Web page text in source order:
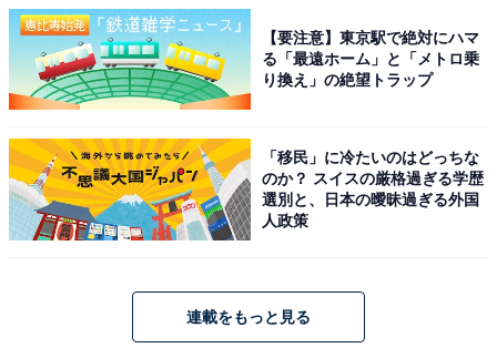
Apple Watch SE 3(GPSモデル)- 44mmミッドナイトアル
ミニウムケースとミッドナイトスポーツバンド - S/M
Apple「AirPods 4 アクティブノイズ キャンセリング
搭載」
【要注意】東京駅で絶対にハマ
る「最遠ホーム」と「メトロ乗
り換え」の絶望トラップ
「移民」に冷たいのはどっちな
のか？ スイスの厳格過ぎる学歴
選別と、日本の曖昧過ぎる外国
人政策
連載をもっと見る